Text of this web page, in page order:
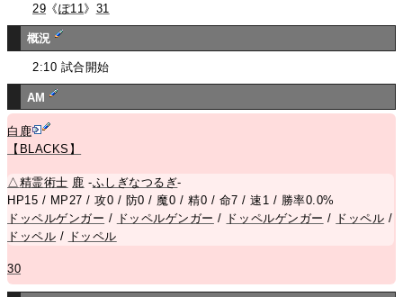
29 《ぽ11 》 31
概況
2:10 試合開始
AM
白鹿
【BLACKS】
△ 精霊術士 鹿 -ふしぎなつるぎ-
HP15 / MP27 / 攻0 / 防0 / 魔0 / 精0 / 命7 / 速1 / 勝率0.0%
ドッペルゲンガー / ドッペルゲンガー / ドッペルゲンガー / ドッペル /
ドッペル / ドッペル
30